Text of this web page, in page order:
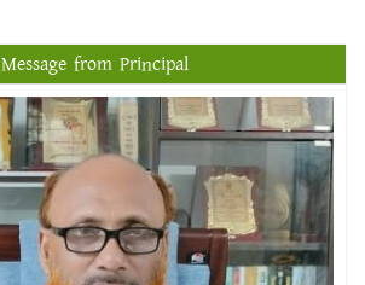
Message from Principal